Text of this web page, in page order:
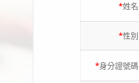
*姓名
*性別
*身分證號碼